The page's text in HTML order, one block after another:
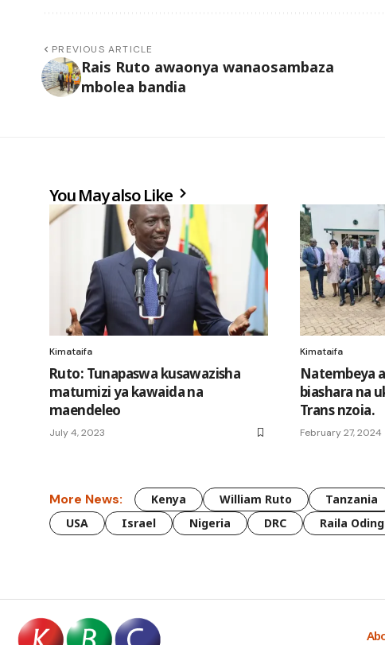
PREVIOUS ARTICLE
Rais Ruto awaonya wanaosambaza
mbolea bandia
You May also Like
Kimataifa
Ruto: Tunapaswa kusawazisha
matumizi ya kawaida na
maendeleo
July 4, 2023
Kimataifa
Natembeya
biashara na
Trans nzoia.
February 27, 2024
More News: Kenya William Ruto Tanzania
USA
Israel Nigeria DRC Raila